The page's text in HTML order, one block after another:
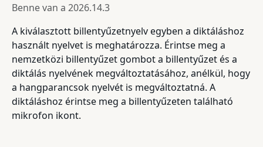
Benne van a 2026.14.3
A kiválasztott billentyűzetnyelv egyben a diktáláshoz
használt nyelvet is meghatározza. Érintse meg a
nemzetközi billentyűzet gombot a billentyűzet és a
diktálás nyelvének megváltoztatásához, anélkül, hogy
a hangparancsok nyelvét is megváltoztatná. A
diktáláshoz érintse meg a billentyűzeten található
mikrofon ikont.